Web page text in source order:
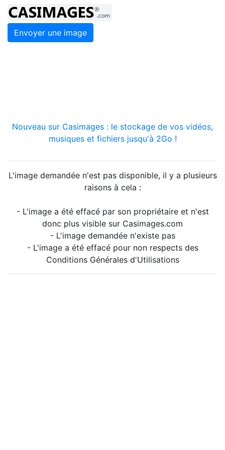
Envoyer une image
Nouveau sur Casimages : le stockage de vos vidéos,
musiques et fichiers jusqu'à 2Go !
L'image demandée n'est pas disponible, il y a plusieurs
raisons à cela :
- L'image a été effacé par son propriétaire et n'est
donc plus visible sur Casimages.com
- L'image demandée n'existe pas
- L'image a été effacé pour non respects des
Conditions Générales d'Utilisations